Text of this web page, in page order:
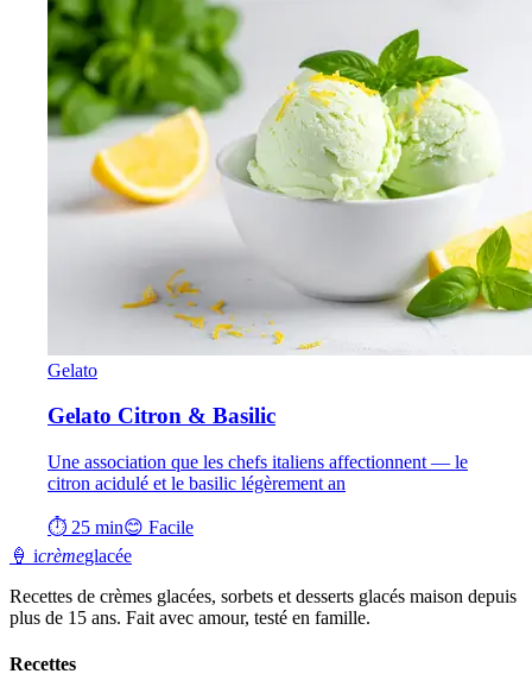
Gelato
Gelato Citron & Basilic
Une association que les chefs italiens affectionnent — le
citron acidulé et le basilic légèrement an
⏱ 25 min😊 Facile
🍦 icrèmeglacée
Recettes de crèmes glacées, sorbets et desserts glacés maison depuis
plus de 15 ans. Fait avec amour, testé en famille.
Recettes